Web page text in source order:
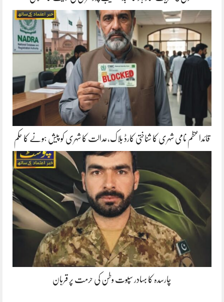
قائداعظم نامی شہری کا شناختی کارڈ بلاک،عدالت کا شہری کو پیش ہونے کا حکم
چارسدہ کا بہادر سپوت وطن کی حرمت پر قربان